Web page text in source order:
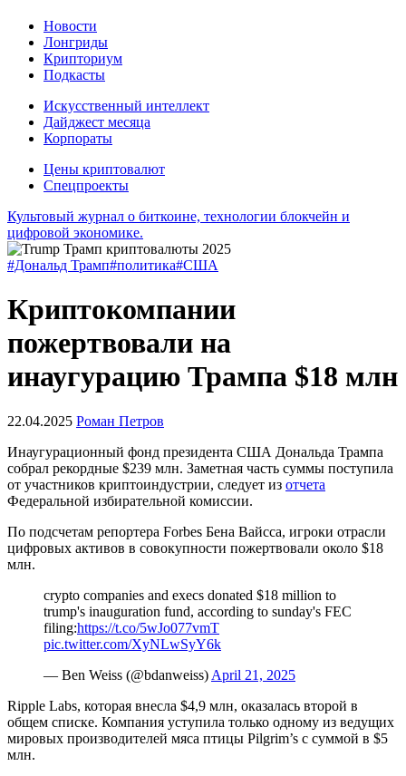
Новости
Лонгриды
Крипториум
Подкасты
Искусственный интеллект
Дайджест месяца
Корпораты
Цены криптовалют
Спецпроекты
Культовый журнал о биткоине, технологии блокчейн и
цифровой экономике.
#Дональд Трамп#политика#США
Криптокомпании
пожертвовали на
инаугурацию Трампа $18 млн
22.04.2025 Роман Петров
Инаугурационный фонд президента США Дональда Трампа
собрал рекордные $239 млн. Заметная часть суммы поступила
от участников криптоиндустрии, следует из отчета
Федеральной избирательной комиссии.
По подсчетам репортера Forbes Бена Вайсса, игроки отрасли
цифровых активов в совокупности пожертвовали около $18
млн.
crypto companies and execs donated $18 million to
trump's inauguration fund, according to sunday's FEC
filing:https://t.co/5wJo077vmT
pic.twitter.com/XyNLwSyY6k
— Ben Weiss (@bdanweiss) April 21, 2025
Ripple Labs, которая внесла $4,9 млн, оказалась второй в
общем списке. Компания уступила только одному из ведущих
мировых производителей мяса птицы Pilgrim’s с суммой в $5
млн.